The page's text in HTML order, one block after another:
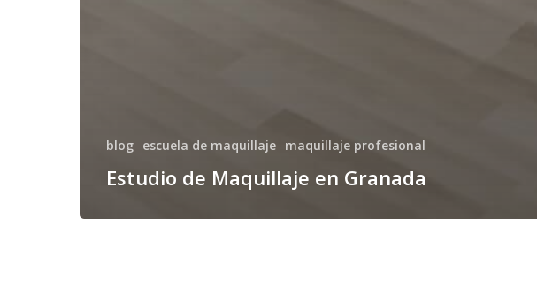
blog escuela de maquillaje maquillaje profesional
Estudio de Maquillaje en Granada